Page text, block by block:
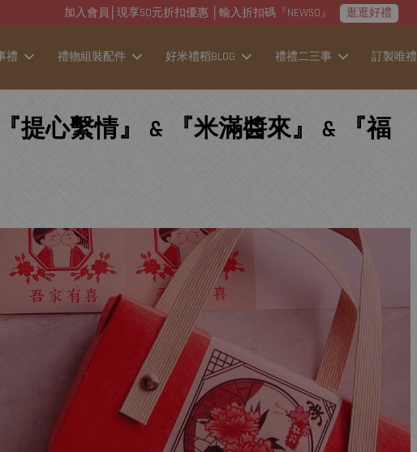
加入會員│現享50元折扣優惠 │輸入折扣碼『NEW50』 逛逛好禮
禮 禮物組裝配件 好米禮稻BLOG 禮禮二三事 訂製唯禮
『提心繫情』 & 『米滿醬來』 & 『福